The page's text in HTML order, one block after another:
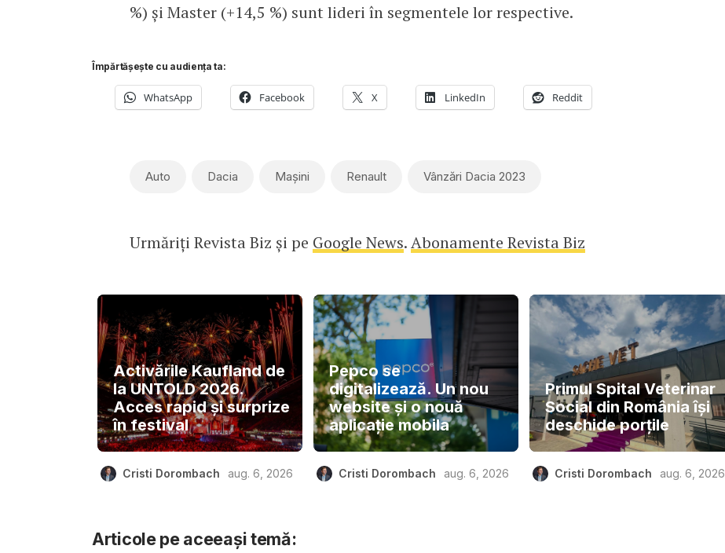
%) și Master (+14,5 %) sunt lideri în segmentele lor respective.
Împărtășește cu audiența ta:
WhatsApp Facebook X LinkedIn Reddit
Auto Dacia Mașini Renault Vânzări Dacia 2023
Urmăriți Revista Biz și pe Google News.Abonamente Revista Biz
Activările Kaufland de
la UNTOLD 2026.
Acces rapid și surprize
în festival
Cristi Dorombach aug. 6, 2026
Pepco se
digitalizează. Un nou
website și o nouă
aplicație mobila
Cristi Dorombach aug. 6, 2026
Primul Spital Veterinar
Social din România își
deschide porțile
Cristi Dorombach aug. 6, 2026
Articole pe aceeași temă: